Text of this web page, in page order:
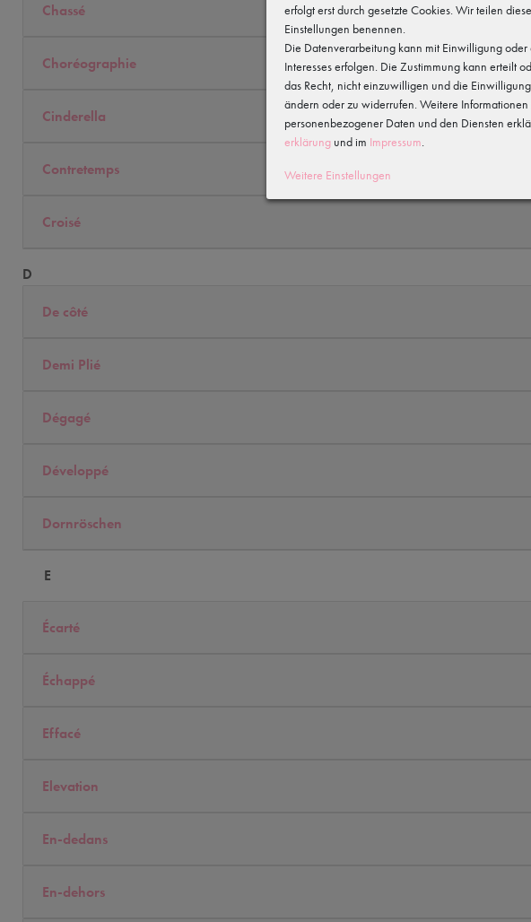
Chassé
Choréographie
Cinderella
Contretemps
Croisé
D
De côté
Demi Plié
Dégagé
Développé
Dornröschen
E
Écarté
Échappé
Effacé
Elevation
En-dedans
En-dehors
erfolgt erst durch gesetzte Cookies. Wir teilen
Einstellungen benennen.
Die Datenverarbeitung kann mit Einwilligung
Interesses erfolgen. Die Zustimmung kann erteilt
das Recht, nicht einzuwilligen und die
ändern oder zu widerrufen. Weitere
personenbezogener Daten und den Diensten
erklärung und im Impressum
Weitere Einstellungen